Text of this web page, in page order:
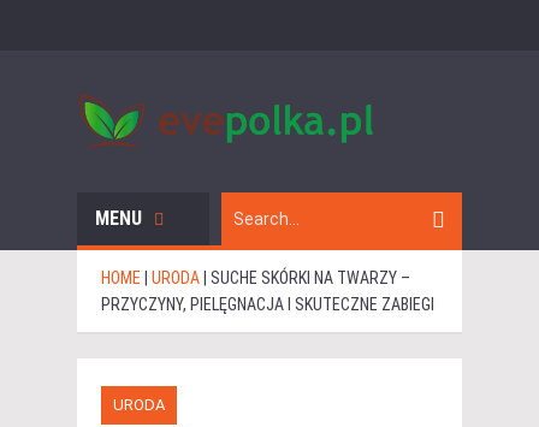
MENU
HOME | URODA| SUCHE SKÓRKI NA TWARZY –
PRZYCZYNY, PIELĘGNACJA I SKUTECZNE ZABIEGI
URODA